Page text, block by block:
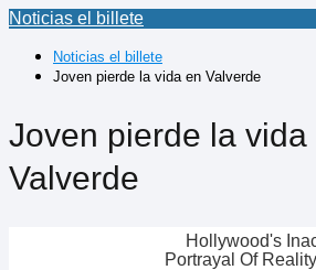
Noticias el billete
Noticias el billete
Joven pierde la vida en Valverde
Joven pierde la vida
Valverde